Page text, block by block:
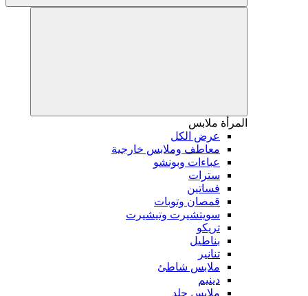
المرأة ملابس
عرض الكل
معاطف وملابس خارجية
عباءات وبونشو
سترات
فساتين
قمصان وتوبات
سويتشيرت وتيشيرت
تريكو
بناطيل
تنانير
ملابس شاطئ
دينيم
ملابس جلد